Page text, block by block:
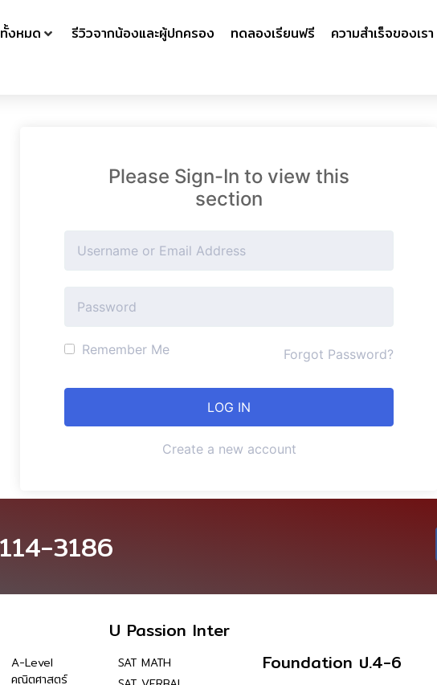
งหมด รีวิวจากน้องและผู้ปกครอง ทดลองเรียนฟรี ความสำเร็จของเรา
Please Sign-In to view this
section
Remember Me Forgot Password?
Create a new account
3186
U Passion Inter
A-Level
คณิตศาสตร์
SAT MATH
Foundation ป.4-6